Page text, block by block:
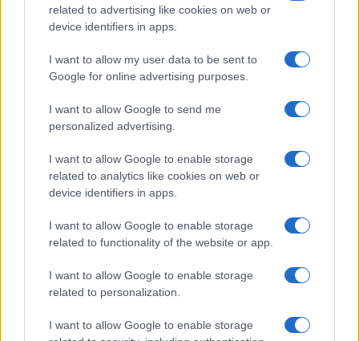
related to advertising like cookies on web or
device identifiers in apps.
I want to allow my user data to be sent to
Google for online advertising purposes.
I want to allow Google to send me
personalized advertising.
I want to allow Google to enable storage
related to analytics like cookies on web or
device identifiers in apps.
I want to allow Google to enable storage
related to functionality of the website or app.
I want to allow Google to enable storage
related to personalization.
I want to allow Google to enable storage
Green úgy véli, a fő baj, hogy Biden 78 éves,
és már nincsen csúcsformában, a tanácsadóira
hallgat.
„Nem Biden fogja kitalálni,
hogyan alkudjanak Iránnal.
Segítői és szakértői lesznek. Ha
az USA visszaül a
tárgyalóasztalhoz Iránnal, az
USA nagyon barátságtalan is
lehet Izraellel. Ez pedig meg
fogja osztani az amerikai zsidó
szervezeteket is”